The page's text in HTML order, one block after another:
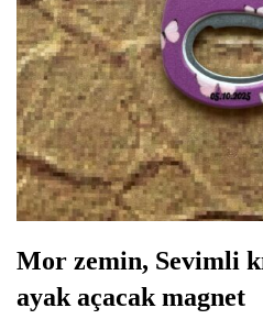
Mor zemin, Sevimli
ayak açacak magnet